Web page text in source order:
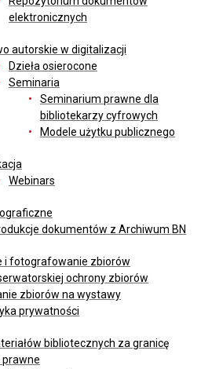
elektronicznych
autorskie w digitalizacji
Dzieła osierocone
Seminaria
Seminarium prawne dla
bibliotekarzy cyfrowych
Modele użytku publicznego
Webinars
dokumentów z Archiwum BN
i fotografowanie zbiorów
ochrony zbiorów
zbiorów na wystawy
prywatności
bibliotecznych za granicę